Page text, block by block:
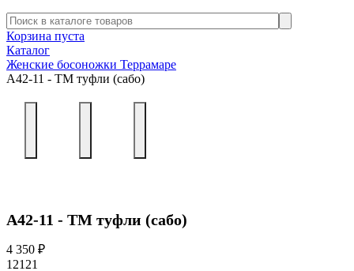
Корзина пуста
Каталог
Женские босоножки Террамаре
А42-11 - ТМ туфли (сабо)
А42-11 - ТМ туфли (сабо)
4 350 ₽
12121